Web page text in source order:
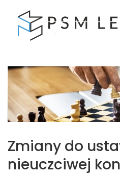
Zmiany do
nieuczciwej